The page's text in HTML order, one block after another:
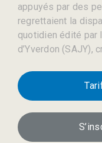
appuyés par des
regrettaient la
quotidien édité par
d’Yverdon (SAJY),